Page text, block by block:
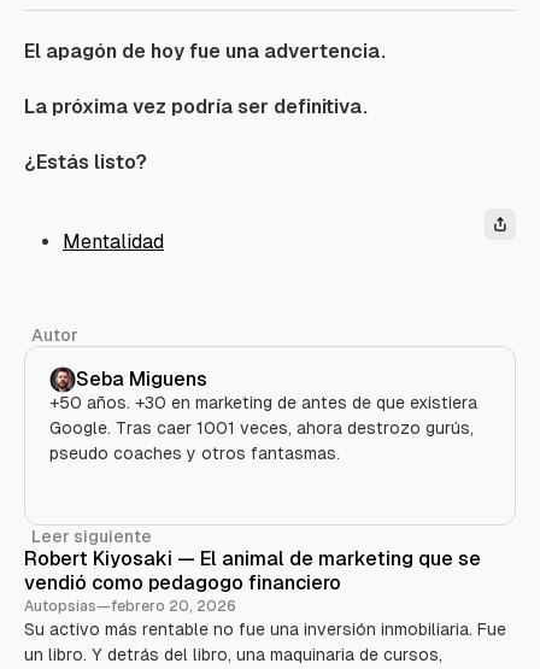
El apagón de hoy fue una advertencia.
La próxima vez podría ser definitiva.
¿Estás listo?
Mentalidad
Autor
Seba Miguens
+50 años. +30 en marketing de antes de que existiera
Google. Tras caer 1001 veces, ahora destrozo gurús,
pseudo coaches y otros fantasmas.
Leer siguiente
Robert Kiyosaki — El animal de marketing que se
vendió como pedagogo financiero
Autopsias—febrero 20, 2026
Su activo más rentable no fue una inversión inmobiliaria. Fue
un libro. Y detrás del libro, una maquinaria de cursos,